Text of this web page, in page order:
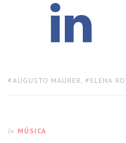
TAGS:
AUGUSTO MAURER, ELENA
In MÚSICA